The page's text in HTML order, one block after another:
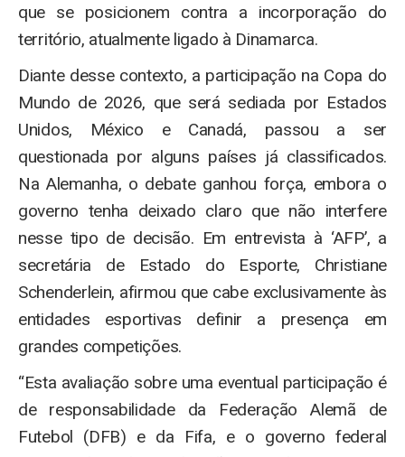
que se posicionem contra a incorporação do
território, atualmente ligado à Dinamarca.
Diante desse contexto, a participação na Copa do
Mundo de 2026, que será sediada por Estados
Unidos, México e Canadá, passou a ser
questionada por alguns países já classificados.
Na Alemanha, o debate ganhou força, embora o
governo tenha deixado claro que não interfere
nesse tipo de decisão. Em entrevista à ‘AFP’, a
secretária de Estado do Esporte, Christiane
Schenderlein, afirmou que cabe exclusivamente às
entidades esportivas definir a presença em
grandes competições.
“Esta avaliação sobre uma eventual participação é
de responsabilidade da Federação Alemã de
Futebol (DFB) e da Fifa, e o governo federal